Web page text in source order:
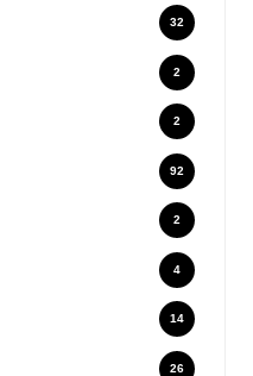
32
2
2
92
2
4
14
26